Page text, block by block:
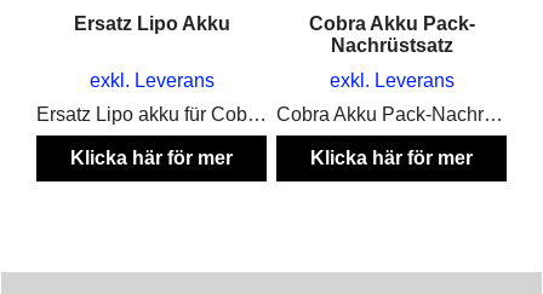
Ersatz Lipo Akku
exkl. Leverans
Ersatz Lipo akku für Cobra Zündanlagen
Klicka här för mer
Cobra Akku Pack-
Nachrüstsatz
exkl. Leverans
Cobra Akku Pack-Nachrüstsatz für den Umbau auf Akku Betrieb
Klicka här för mer